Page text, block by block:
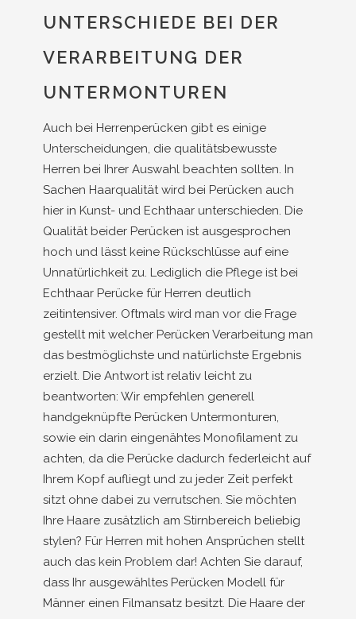
UNTERSCHIEDE BEI DER
VERARBEITUNG DER
UNTERMONTUREN
Auch bei Herrenperücken gibt es einige
Unterscheidungen, die qualitätsbewusste
Herren bei Ihrer Auswahl beachten sollten. In
Sachen Haarqualität wird bei Perücken auch
hier in Kunst- und Echthaar unterschieden. Die
Qualität beider Perücken ist ausgesprochen
hoch und lässt keine Rückschlüsse auf eine
Unnatürlichkeit zu. Lediglich die Pflege ist bei
Echthaar Perücke für Herren deutlich
zeitintensiver. Oftmals wird man vor die Frage
gestellt mit welcher Perücken Verarbeitung man
das bestmöglichste und natürlichste Ergebnis
erzielt. Die Antwort ist relativ leicht zu
beantworten: Wir empfehlen generell
handgeknüpfte Perücken Untermonturen,
sowie ein darin eingenähtes Monofilament zu
achten, da die Perücke dadurch federleicht auf
Ihrem Kopf aufliegt und zu jeder Zeit perfekt
sitzt ohne dabei zu verrutschen. Sie möchten
Ihre Haare zusätzlich am Stirnbereich beliebig
stylen? Für Herren mit hohen Ansprüchen stellt
auch das kein Problem dar! Achten Sie darauf,
dass Ihr ausgewähltes Perücken Modell für
Männer einen Filmansatz besitzt. Die Haare der